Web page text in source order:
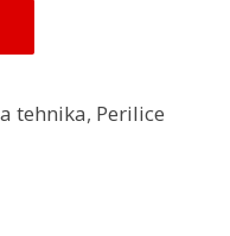
tehnika, Perilice